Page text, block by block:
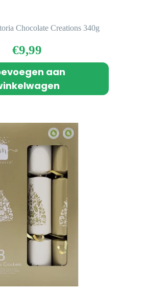
Chocolate Creations 340g
€9,99
aan